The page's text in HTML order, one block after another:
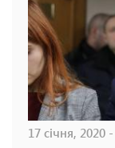
17 січня, 2020